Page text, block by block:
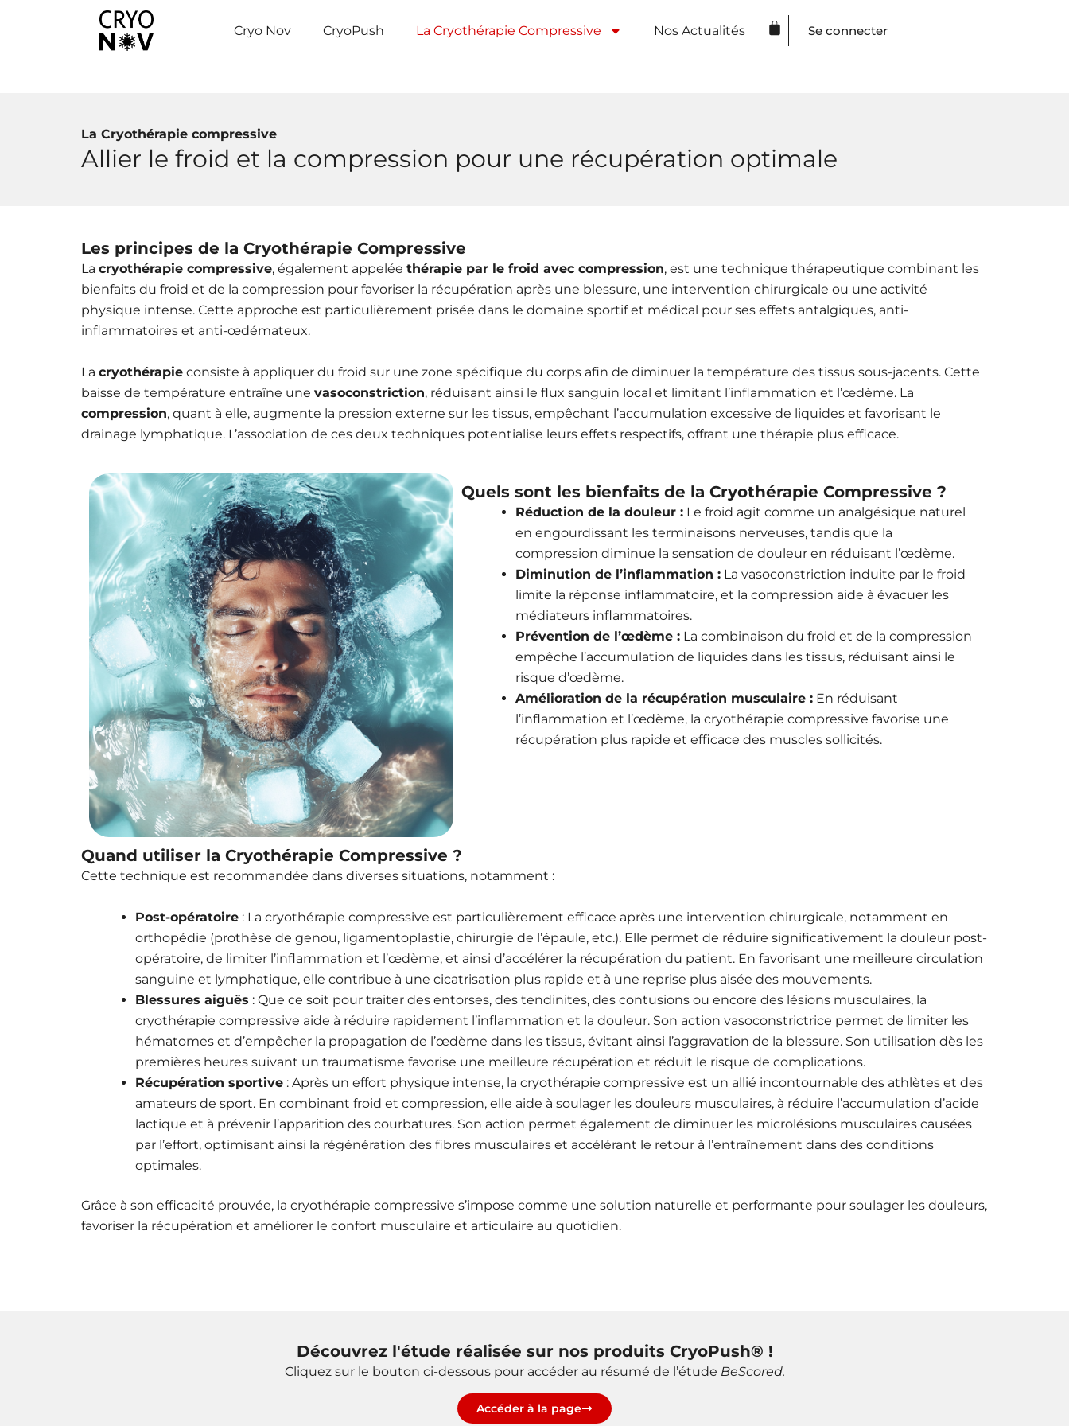
Cryo Nov CryoPush La Cryothérapie Compressive​ Nos Actualités PanierSe connecter
La Cryothérapie compressive
Allier le froid et la compression pour une récupération optimale​
Les principes de la Cryothérapie Compressive
La cryothérapie compressive, également appelée thérapie par le froid avec compression, est une technique thérapeutique combinant les
bienfaits du froid et de la compression pour favoriser la récupération après une blessure, une intervention chirurgicale ou une activité
physique intense. Cette approche est particulièrement prisée dans le domaine sportif et médical pour ses effets antalgiques, anti-
inflammatoires et anti-œdémateux.
La cryothérapie consiste à appliquer du froid sur une zone spécifique du corps afin de diminuer la température des tissus sous-jacents. Cette
baisse de température entraîne une vasoconstriction, réduisant ainsi le flux sanguin local et limitant l’inflammation et l’œdème. La
compression, quant à elle, augmente la pression externe sur les tissus, empêchant l’accumulation excessive de liquides et favorisant le
drainage lymphatique. L’association de ces deux techniques potentialise leurs effets respectifs, offrant une thérapie plus efficace.
Quels sont les bienfaits de la Cryothérapie Compressive ?
Réduction de la douleur : Le froid agit comme un analgésique naturel
en engourdissant les terminaisons nerveuses, tandis que la
compression diminue la sensation de douleur en réduisant l’œdème.
Diminution de l’inflammation : La vasoconstriction induite par le froid
limite la réponse inflammatoire, et la compression aide à évacuer les
médiateurs inflammatoires.
Prévention de l’œdème : La combinaison du froid et de la compression
empêche l’accumulation de liquides dans les tissus, réduisant ainsi le
risque d’œdème.
Amélioration de la récupération musculaire : En réduisant
l’inflammation et l’œdème, la cryothérapie compressive favorise une
récupération plus rapide et efficace des muscles sollicités.
Quand utiliser la Cryothérapie Compressive ?
Cette technique est recommandée dans diverses situations, notamment :
Post-opératoire : La cryothérapie compressive est particulièrement efficace après une intervention chirurgicale, notamment en
orthopédie (prothèse de genou, ligamentoplastie, chirurgie de l’épaule, etc.). Elle permet de réduire significativement la douleur post-
opératoire, de limiter l’inflammation et l’œdème, et ainsi d’accélérer la récupération du patient. En favorisant une meilleure circulation
sanguine et lymphatique, elle contribue à une cicatrisation plus rapide et à une reprise plus aisée des mouvements.
Blessures aiguës : Que ce soit pour traiter des entorses, des tendinites, des contusions ou encore des lésions musculaires, la
cryothérapie compressive aide à réduire rapidement l’inflammation et la douleur. Son action vasoconstrictrice permet de limiter les
hématomes et d’empêcher la propagation de l’œdème dans les tissus, évitant ainsi l’aggravation de la blessure. Son utilisation dès les
premières heures suivant un traumatisme favorise une meilleure récupération et réduit le risque de complications.
Récupération sportive : Après un effort physique intense, la cryothérapie compressive est un allié incontournable des athlètes et des
amateurs de sport. En combinant froid et compression, elle aide à soulager les douleurs musculaires, à réduire l’accumulation d’acide
lactique et à prévenir l’apparition des courbatures. Son action permet également de diminuer les microlésions musculaires causées
par l’effort, optimisant ainsi la régénération des fibres musculaires et accélérant le retour à l’entraînement dans des conditions
optimales.
Grâce à son efficacité prouvée, la cryothérapie compressive s’impose comme une solution naturelle et performante pour soulager les douleurs,
favoriser la récupération et améliorer le confort musculaire et articulaire au quotidien.
Découvrez l'étude réalisée sur nos produits CryoPush® !
Cliquez sur le bouton ci-dessous pour accéder au résumé de l’étude BeScored.
Accéder à la page